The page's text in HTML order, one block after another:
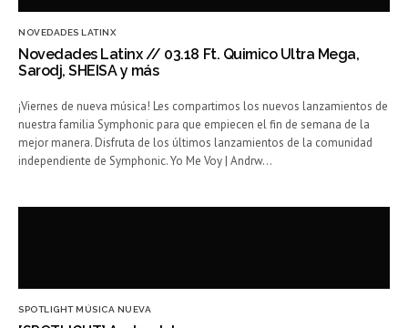
NOVEDADES LATINX
Novedades Latinx // 03.18 Ft. Quimico Ultra Mega,
Sarodj, SHEISA y más
¡Viernes de nueva música! Les compartimos los nuevos lanzamientos de
nuestra familia Symphonic para que empiecen el fin de semana de la
mejor manera. Disfruta de los últimos lanzamientos de la comunidad
independiente de Symphonic. Yo Me Voy | Andrw…
SPOTLIGHT MÚSICA NUEVA